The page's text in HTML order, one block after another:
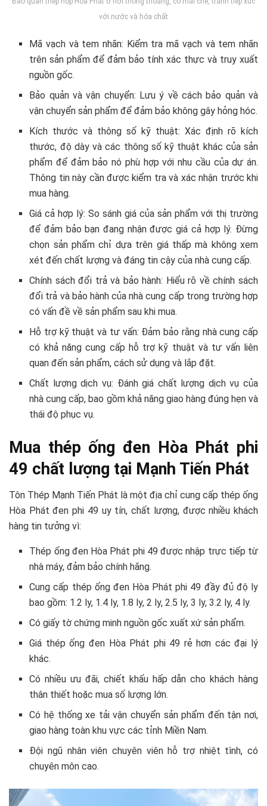
với nước và hóa chất
Mã vạch và tem nhãn: Kiểm tra mã vạch và tem nhãn
trên sản phẩm để đảm bảo tính xác thực và truy xuất
nguồn gốc.
Bảo quản và vận chuyển: Lưu ý về cách bảo quản và
vận chuyển sản phẩm để đảm bảo không gây hỏng hóc.
Kích thước và thông số kỹ thuật: Xác định rõ kích
thước, độ dày và các thông số kỹ thuật khác của sản
phẩm để đảm bảo nó phù hợp với nhu cầu của dự án.
Thông tin này cần được kiểm tra và xác nhận trước khi
mua hàng.
Giá cả hợp lý: So sánh giá của sản phẩm với thị trường
để đảm bảo bạn đang nhận được giá cả hợp lý. Đừng
chọn sản phẩm chỉ dựa trên giá thấp mà không xem
xét đến chất lượng và đáng tin cậy của nhà cung cấp.
Chính sách đổi trả và bảo hành: Hiểu rõ về chính sách
đổi trả và bảo hành của nhà cung cấp trong trường hợp
có vấn đề về sản phẩm sau khi mua.
Hỗ trợ kỹ thuật và tư vấn: Đảm bảo rằng nhà cung cấp
có khả năng cung cấp hỗ trợ kỹ thuật và tư vấn liên
quan đến sản phẩm, cách sử dụng và lắp đặt.
Chất lượng dịch vụ: Đánh giá chất lượng dịch vụ của
nhà cung cấp, bao gồm khả năng giao hàng đúng hẹn và
thái độ phục vụ.
Mua thép ống đen Hòa Phát phi
49 chất lượng tại Mạnh Tiến Phát
Tôn Thép Mạnh Tiến Phát là một địa chỉ cung cấp thép ống
Hòa Phát đen phi 49 uy tín, chất lượng, được nhiều khách
hàng tin tưởng vì:
Thép ống đen Hòa Phát phi 49 được nhập trực tiếp từ
nhà máy, đảm bảo chính hãng.
Cung cấp thép ống đen Hòa Phát phi 49 đầy đủ độ ly
bao gồm: 1.2 ly, 1.4 ly, 1.8 ly, 2 ly, 2.5 ly, 3 ly, 3.2 ly, 4 ly.
Có giấy tờ chứng minh nguồn gốc xuất xứ sản phẩm.
Giá thép ống đen Hòa Phát phi 49 rẻ hơn các đại lý
khác.
Có nhiều ưu đãi, chiết khấu hấp dẫn cho khách hàng
thân thiết hoặc mua số lượng lớn.
Có hệ thống xe tải vận chuyển sản phẩm đến tận nơi,
giao hàng toàn khu vực các tỉnh Miền Nam.
Đội ngũ nhân viên chuyên viên hỗ trợ nhiệt tình, có
chuyên môn cao.